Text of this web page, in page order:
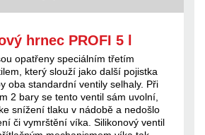
hrnec PROFI 5 l
opatřeny speciálním třetím
který slouží jako další pojistka
oba standardní ventily selhaly. Při
2 bary se tento ventil sám uvolní,
snížení tlaku v nádobě a nedošlo
či vymrštění víka. Silikonový ventil